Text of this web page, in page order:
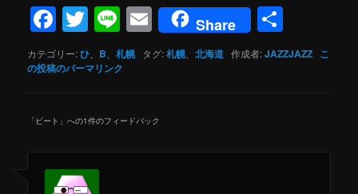
Facebook
Twitter
LineEmailShare
有
カテゴリー:ひ、 B、札幌タグ:札幌、北海道 作成者:JAZZJAZZ こ
の投稿のパーマリンク
「 ビート 」への1件のフィードバック